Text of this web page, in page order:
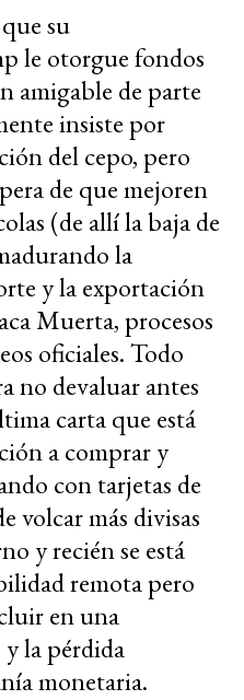
su
le otorgue fondos
amigable de parte
insiste por
del cepo, pero
de que mejoren
(de allí la baja de
la
y la exportación
Muerta, procesos
oficiales. Todo
no devaluar antes
carta que está
a comprar y
con tarjetas de
volcar más divisas
y recién se está
remota pero
en una
la pérdida
monetaria.